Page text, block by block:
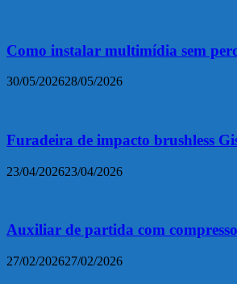
Como instalar multimídia sem
30/05/202628/05/2026
Furadeira de impacto brushless
23/04/202623/04/2026
Auxiliar de partida com
27/02/202627/02/2026